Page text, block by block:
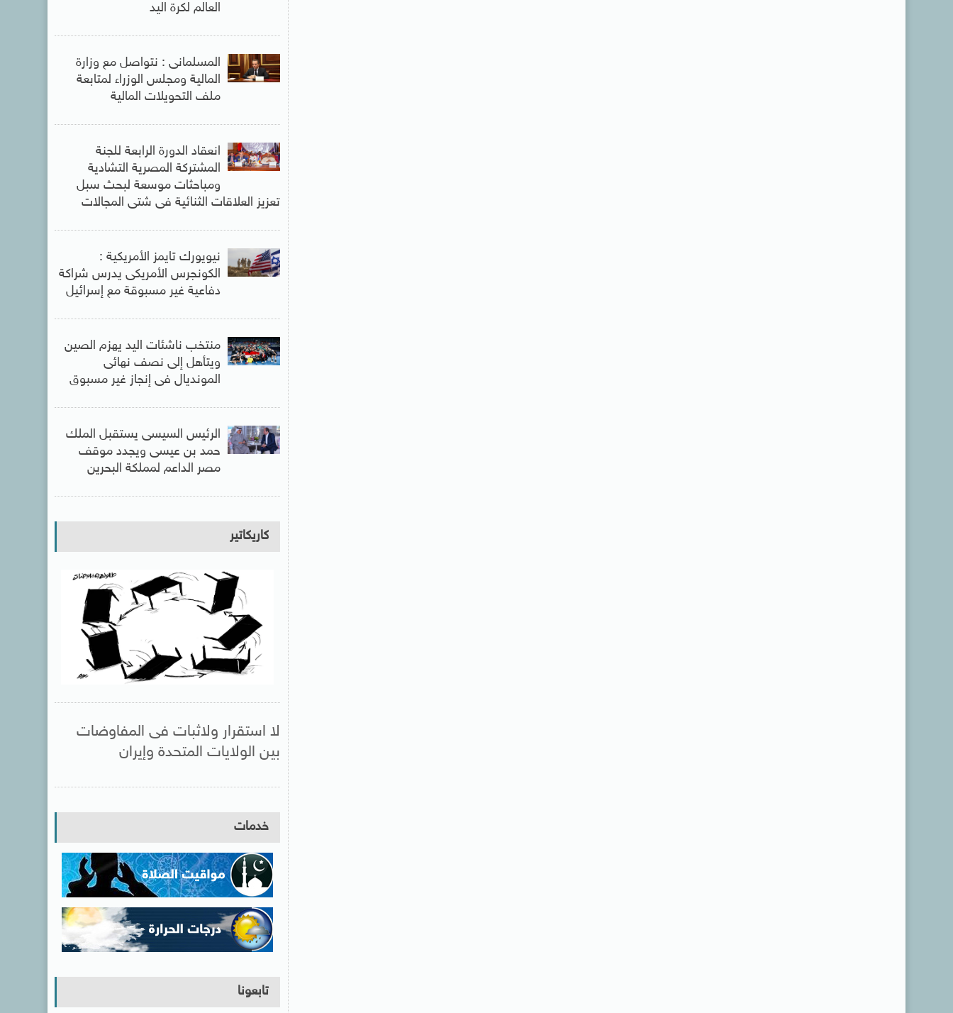
العالم لكرة اليد
المسلمانى : نتواصل مع وزارة
المالية ومجلس الوزراء لمتابعة
ملف التحويلات المالية
انعقاد الدورة الرابعة للجنة
المشتركة المصرية التشادية
ومباحثات موسعة لبحث سبل
تعزيز العلاقات الثنائية فى شتى المجالات
نيويورك تايمز الأمريكية :
الكونجرس الأمريكى يدرس شراكة
دفاعية غير مسبوقة مع إسرائيل
منتخب ناشئات اليد يهزم الصين
ويتأهل إلى نصف نهائى
المونديال فى إنجاز غير مسبوق
الرئيس السيسى يستقبل الملك
حمد بن عيسى ويجدد موقف
مصر الداعم لمملكة البحرين
كاريكاتير
لا استقرار ولاثبات فى المفاوضات
بين الولايات المتحدة وإيران
خدمات
تابعونا